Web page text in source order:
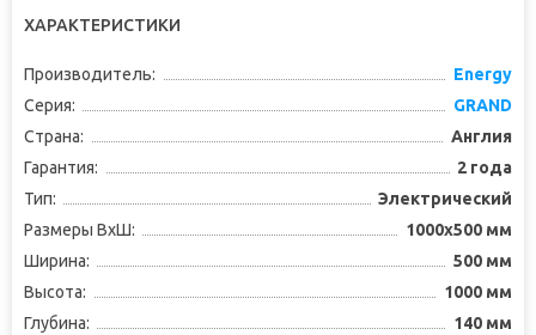
ХАРАКТЕРИСТИКИ
Производитель:
Energy
Серия:
GRAND
Страна:
Англия
Гарантия:
2 года
Тип:
Электрический
Размеры ВxШ:
1000x500 мм
Ширина:
500 мм
Высота:
1000 мм
Глубина:
140 мм